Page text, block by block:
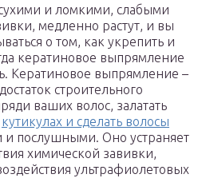
и ломкими, слабыми
медленно растут, и вы
о том, как укрепить и
кератиновое выпрямление
Кератиновое выпрямление –
строительного
ваших волос, залатать
кутикулах и сделать волосы
и послушными. Оно устраняет
химической завивки,
ультрафиолетовых